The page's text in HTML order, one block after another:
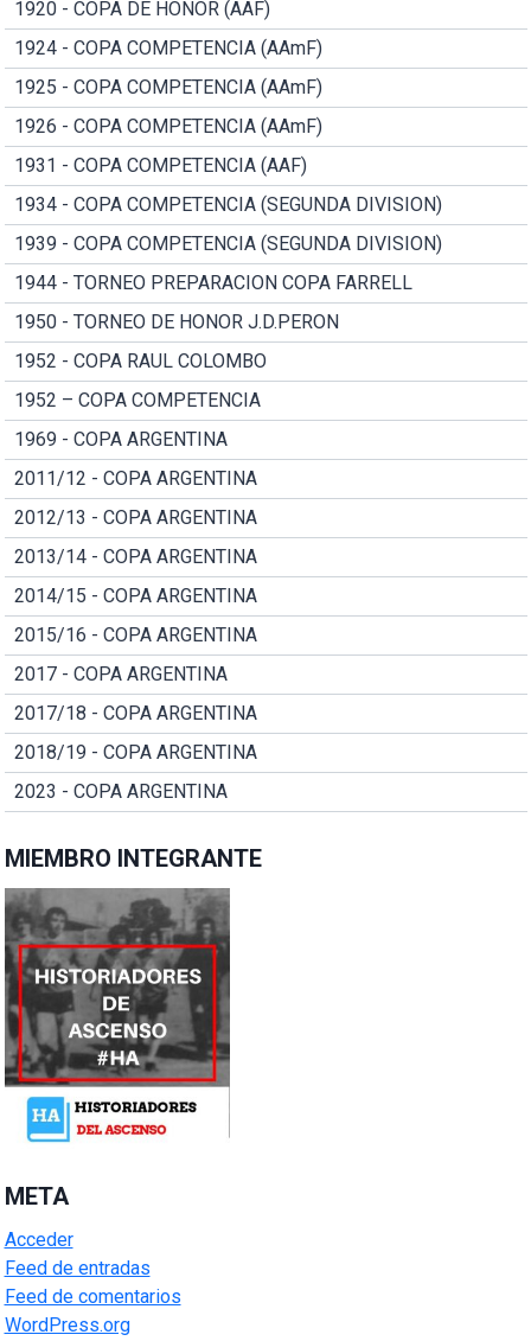
1920 - COPA DE HONOR (AAF)
1924 - COPA COMPETENCIA (AAmF)
1925 - COPA COMPETENCIA (AAmF)
1926 - COPA COMPETENCIA (AAmF)
1931 - COPA COMPETENCIA (AAF)
1934 - COPA COMPETENCIA (SEGUNDA DIVISION)
1939 - COPA COMPETENCIA (SEGUNDA DIVISION)
1944 - TORNEO PREPARACION COPA FARRELL
1950 - TORNEO DE HONOR J.D.PERON
1952 - COPA RAUL COLOMBO
1952 – COPA COMPETENCIA
1969 - COPA ARGENTINA
2011/12 - COPA ARGENTINA
2012/13 - COPA ARGENTINA
2013/14 - COPA ARGENTINA
2014/15 - COPA ARGENTINA
2015/16 - COPA ARGENTINA
2017 - COPA ARGENTINA
2017/18 - COPA ARGENTINA
2018/19 - COPA ARGENTINA
2023 - COPA ARGENTINA
MIEMBRO INTEGRANTE
META
Acceder
Feed de entradas
Feed de comentarios
WordPress.org